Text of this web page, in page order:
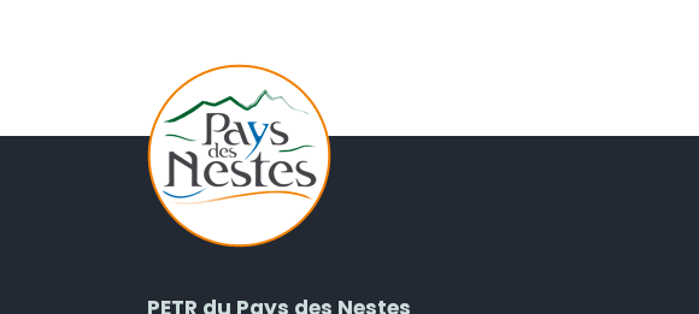
PETR du Pays des Nestes